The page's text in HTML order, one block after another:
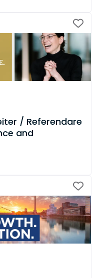
/ Referendare
and